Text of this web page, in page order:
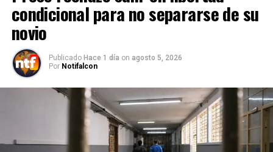
condicional para no separarse de su
novio
Publicado Hace 1 día on agosto 5, 2026
Por Notifalcon